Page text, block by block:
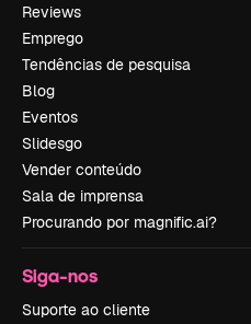
Reviews
Emprego
Tendências de pesquisa
Blog
Eventos
Slidesgo
Vender conteúdo
Sala de imprensa
Procurando por magnific.ai?
Siga-nos
Suporte ao cliente